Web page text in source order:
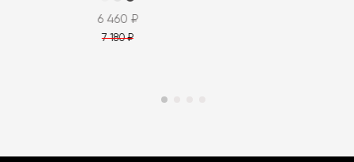
6 460 ₽
7 180 ₽